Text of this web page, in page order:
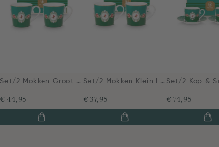
Set/2 Mokken Groot Love Birds Medallion Emerald-Groen
€ 44,95
Set/2 Mokken Klein Love Birds Medallion Emerald-Groen
€ 37,95 € 74,95